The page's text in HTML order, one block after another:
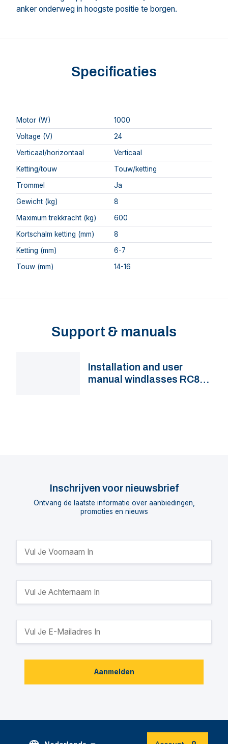
anker onderweg in hoogste positie te borgen.
Specificaties
Motor (W)
1000
Voltage (V)
24
Verticaal/horizontaal
Verticaal
Ketting/touw
Touw/ketting
Trommel
Ja
Gewicht (kg)
8
Maximum trekkracht (kg)
600
Kortschalm ketting (mm)
8
Ketting (mm)
6-7
Touw (mm)
14-16
Support & manuals
Installation and user
manual windlasses RC8,
Inschrijven voor nieuwsbrief
Ontvang de laatste informatie over aanbiedingen,
promoties en nieuws
Aanmelden